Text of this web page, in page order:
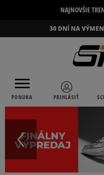
NAJNOVŠIE
30 DNÍ NA
PONUKA PRIHLÁSIŤ